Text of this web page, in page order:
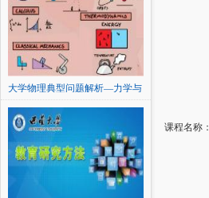
大学物理典型问题解析—力学与
课程名称：